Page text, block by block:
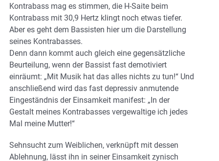
Kontrabass mag es stimmen, die H-Saite beim
Kontrabass mit 30,9 Hertz klingt noch etwas tiefer.
Aber es geht dem Bassisten hier um die Darstellung
seines Kontrabasses.
Denn dann kommt auch gleich eine gegensätzliche
Beurteilung, wenn der Bassist fast demotiviert
einräumt: „Mit Musik hat das alles nichts zu tun!“ Und
anschließend wird das fast depressiv anmutende
Eingeständnis der Einsamkeit manifest: „In der
Gestalt meines Kontrabasses vergewaltige ich jedes
Mal meine Mutter!“
Sehnsucht zum Weiblichen, verknüpft mit dessen
Ablehnung, lässt ihn in seiner Einsamkeit zynisch